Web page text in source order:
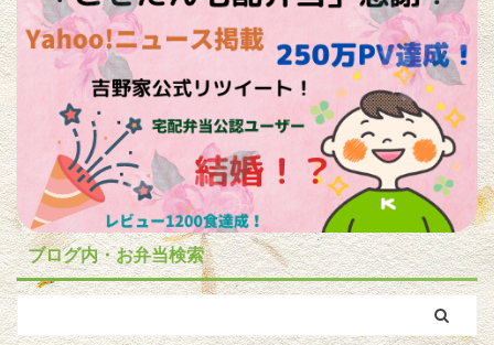
ブログ内・お弁当検索